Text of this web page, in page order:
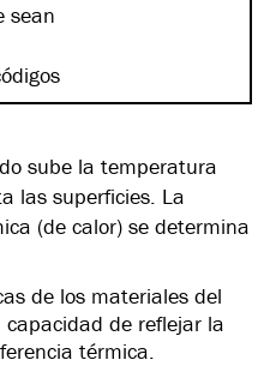
sean
sube la temperatura
las superficies. La
(de calor) se determina
de los materiales del
de reflejar la
térmica.